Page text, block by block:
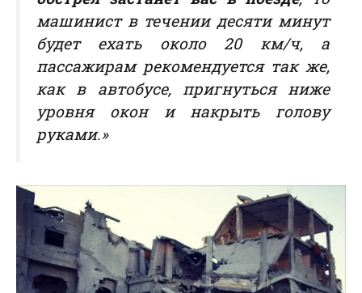
машинист в течении десяти минут
будет ехать около 20 км/ч, а
пассажирам рекомендуется так же,
как в автобусе, пригнуться ниже
уровня окон и накрыть голову
руками.»